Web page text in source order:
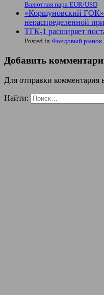
Валютная пара EUR/USD
«Коршуновский
нераспределенной
ТГК-1 расширяет
Posted in Фондовый рынок
Добавить
Для отправки комментария
Найти: